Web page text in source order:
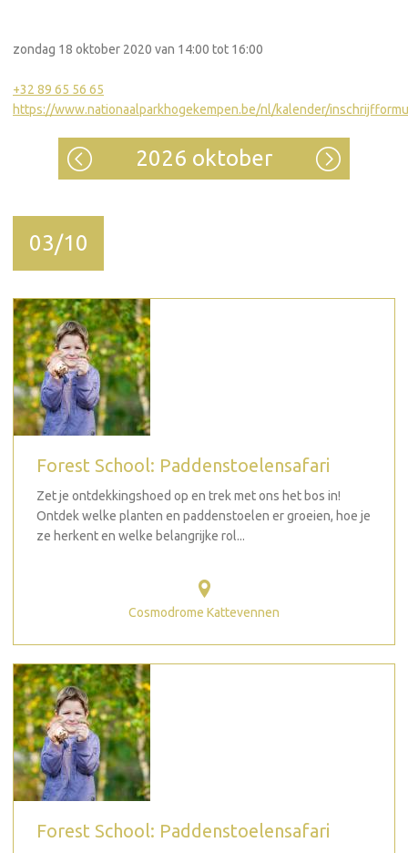
zondag 18 oktober 2020 van 14:00 tot 16:00
+32 89 65 56 65
https://www.nationaalparkhogekempen.be/nl/kalender/
2026 oktober
03/10
Forest School: Paddenstoelensafari
Zet je ontdekkingshoed op en trek met ons het bos in!
Ontdek welke planten en paddenstoelen er groeien, hoe je
ze herkent en welke belangrijke rol...
Cosmodrome Kattevennen
Forest School: Paddenstoelensafari